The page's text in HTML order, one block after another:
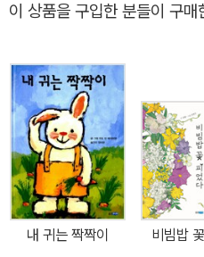
학부에서 생물학을 공부했지만 결
수 없기 때문이었다. 일본에는 많은 재일동포들이 있다. 일제강점기
시대 때, 일자리를 찾아 일본으로
를 하면서 군대로, 공장으로, 공사
이다. 1945년 당시 235만 명이나
들 중에서 60만여 명이 일본에 남
후에 조국이 분단되자 재일 조선
도 속하지 못한 채 일본 속의 조선
이익과 차별을 받으면서도 자신들
이 상품을 구입한 분들이 구매
내 귀는 짝짝이 비빔밥